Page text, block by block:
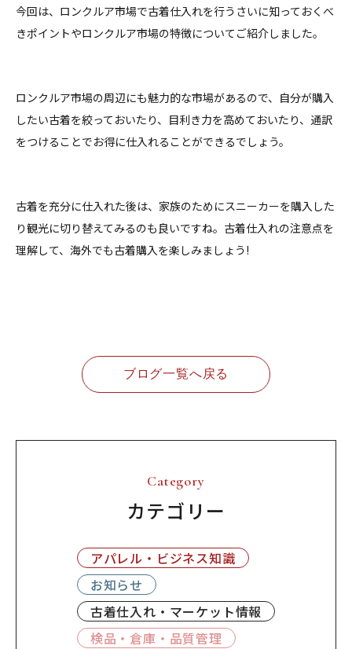
今回は、ロンクルア市場で古着仕入れを行うさいに知っておくべ
きポイントやロンクルア市場の特徴についてご紹介しました。
ロンクルア市場の周辺にも魅力的な市場があるので、自分が購入
したい古着を絞っておいたり、目利き力を高めておいたり、通訳
をつけることでお得に仕入れることができるでしょう。
古着を充分に仕入れた後は、家族のためにスニーカーを購入した
り観光に切り替えてみるのも良いですね。古着仕入れの注意点を
理解して、海外でも古着購入を楽しみましょう!
ブログ一覧へ戻る
Category
カテゴリー
アパレル・ビジネス知識
お知らせ
古着仕入れ・マーケット情報
検品・倉庫・品質管理